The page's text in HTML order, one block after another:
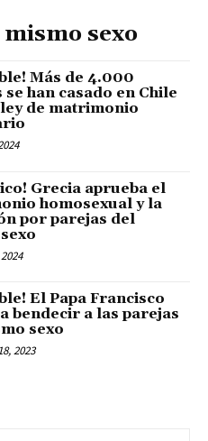
sexo
Más de 4.000
se han casado en Chile
de matrimonio
Grecia aprueba el
homosexual y la
por parejas del
El Papa Francisco
bendecir a las parejas
sexo
2023